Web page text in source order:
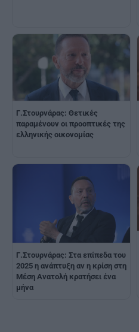
Γ.Στουρνάρας: Θετικές
παραμένουν οι προοπτικές της
ελληνικής οικονομίας
Γ.Στουρνάρας: Στα επίπεδα του
2025 η ανάπτυξη αν η κρίση στη
Μέση Ανατολή κρατήσει ένα
μήνα